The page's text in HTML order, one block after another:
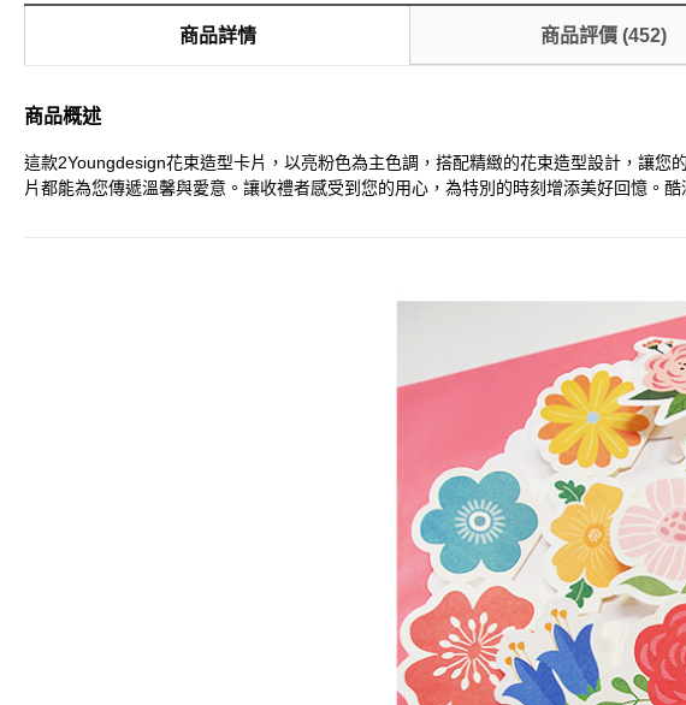
商品詳情 商品評價(452)
商品概述
這款2Youngdesign花束造型卡片，以亮粉色為主色調，搭配精緻的花束造型設計，讓
片都能為您傳遞溫馨與愛意。讓收禮者感受到您的用心，為特別的時刻增添美好回憶。酷